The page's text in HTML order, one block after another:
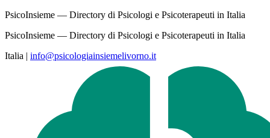
PsicoInsieme — Directory di Psicologi e Psicoterapeuti in Italia
PsicoInsieme — Directory di Psicologi e Psicoterapeuti in Italia
Italia | info@psicologiainsiemelivorno.it